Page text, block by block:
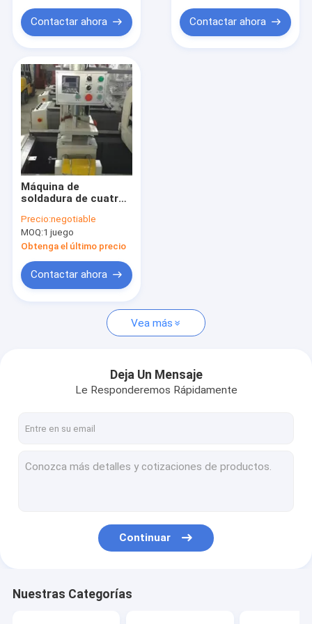
Contactar ahora Contactar ahora
Máquina de
soldadura de cuatro
de ventanas y
puertas de vinilo
Precio:negotiable
MOQ:1 juego
Obtenga el último precio
Contactar ahora
Vea más
Deja Un Mensaje
Le Responderemos Rápidamente
Continuar
Nuestras Categorías